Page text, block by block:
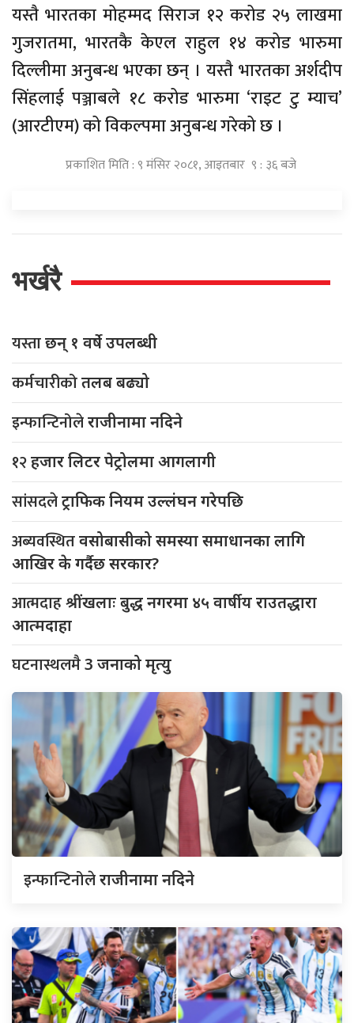
यस्तै भारतका मोहम्मद सिराज १२ करोड २५ लाखमा
गुजरातमा, भारतकै केएल राहुल १४ करोड भारुमा
दिल्लीमा अनुबन्ध भएका छन् । यस्तै भारतका अर्शदीप
सिंहलाई पञ्जाबले १८ करोड भारुमा ‘राइट टु म्याच’
(आरटीएम) को विकल्पमा अनुबन्ध गरेको छ ।
प्रकाशित मिति : ९ मंसिर २०८१, आइतबार ९ : ३६ बजे
भर्खरै
यस्ताछन् १ वर्षे उपलब्धी
कर्मचारीकोतलब बढ्यो
इन्फान्टिनोलेराजीनामा नदिने
१२हजार लिटर पेट्रोलमा आगलागी
सांसदलेट्राफिक नियम उल्लंघन गरेपछि
अब्यवस्थितवसोबासीको समस्या समाधानका लागि
आखिर के गर्दैछ सरकार?
आत्मदाहश्रींखलाः बुद्ध नगरमा ४५ वार्षीय राउतद्धारा
आत्मदाहा
घटनास्थलमै3 जनाको मृत्यु
इन्फान्टिनोलेराजीनामा नदिने